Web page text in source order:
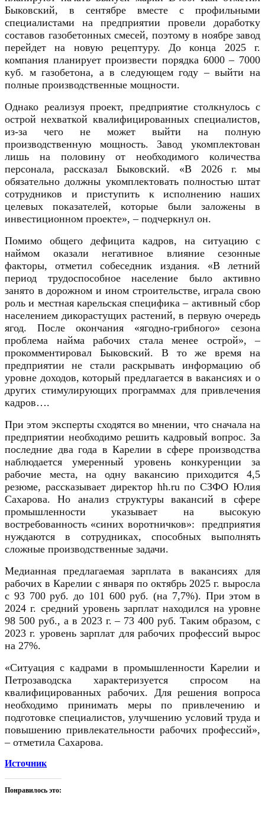
Быковский, в сентябре вместе с профильными
специалистами на предприятии провели доработку
составов газобетонных смесей, поэтому в ноябре завод
перейдет на новую рецептуру. До конца 2025 г.
компания планирует произвести порядка 6000 – 7000
куб. м газобетона, а в следующем году – выйти на
полные производственные мощности.
Однако реализуя проект, предприятие столкнулось с
острой нехваткой квалифицированных специалистов,
из-за чего не может выйти на полную
производственную мощность. Завод укомплектован
лишь на половину от необходимого количества
персонала, рассказал Быковский. «В 2026 г. мы
обязательно должны укомплектовать полностью штат
сотрудников и приступить к исполнению наших
целевых показателей, которые были заложены в
инвестиционном проекте», – подчеркнул он.
Помимо общего дефицита кадров, на ситуацию с
наймом оказали негативное влияние сезонные
факторы, отметил собеседник издания. «В летний
период трудоспособное население было активно
занято в дорожном и ином строительстве, играла свою
роль и местная карельская специфика – активный сбор
населением дикорастущих растений, в первую очередь
ягод. После окончания «ягодно-грибного» сезона
проблема найма рабочих стала менее острой», –
прокомментировал Быковский. В то же время на
предприятии не стали раскрывать информацию об
уровне доходов, который предлагается в вакансиях и о
других стимулирующих программах для привлечения
кадров….
При этом эксперты сходятся во мнении, что сначала на
предприятии необходимо решить кадровый вопрос. За
последние два года в Карелии в сфере производства
наблюдается умеренный уровень конкуренции за
рабочие места, на одну вакансию приходится 4,5
резюме, рассказывает директор hh.ru по СЗФО Юлия
Сахарова. Но анализ структуры вакансий в сфере
промышленности указывает на высокую
востребованность «синих воротничков»: предприятия
нуждаются в сотрудниках, способных выполнять
сложные производственные задачи.
Медианная предлагаемая зарплата в вакансиях для
рабочих в Карелии с января по октябрь 2025 г. выросла
с 93 700 руб. до 101 600 руб. (на 7,7%). При этом в
2024 г. средний уровень зарплат находился на уровне
98 500 руб., а в 2023 г. – 73 400 руб. Таким образом, с
2023 г. уровень зарплат для рабочих профессий вырос
на 27%.
«Ситуация с кадрами в промышленности Карелии и
Петрозаводска характеризуется спросом на
квалифицированных рабочих. Для решения вопроса
необходимо принимать меры по привлечению и
подготовке специалистов, улучшению условий труда и
повышению привлекательности рабочих профессий»,
– отметила Сахарова.
Источник
Понравилось это: